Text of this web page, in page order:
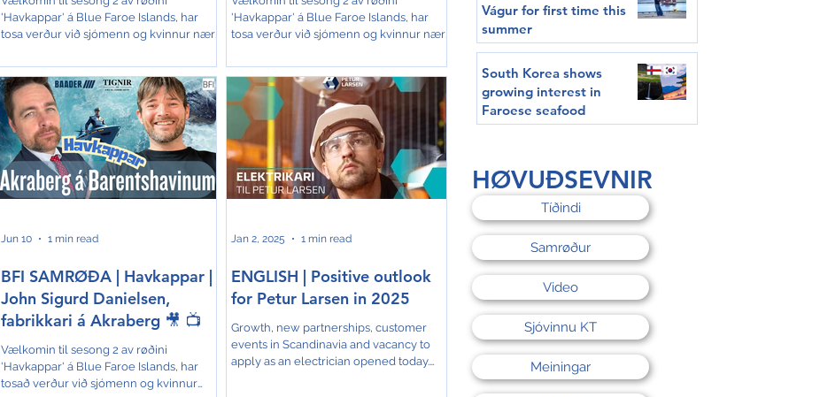
Vágur for first time this
summer
South Korea shows
growing interest in
Faroese seafood
HØVUÐSEVNIR
Tíðindi
Samrøður
Video
Sjóvinnu KT
Meiningar
'Havkappar' á Blue Faroe Islands, har
tosa verður við sjómenn og kvinnur nær
tað eru vit sera glað fyri á BFI. Tí halda vit
áfram við samrøðunum, og á tann hátt
seta andlit á okkara fiski- og sjóvinnu.
Hesaferð tosar Ólavur í Geil við Tórbjørn
Hjelm, sum er stýrimaður umborð á
Polarhavi. Sjálvt um tað ikki er so nógvur
fiskiskapur beint nú, so trívist Tórbjørn
ógvuliga væl umborð. Og sum
stýrimaður er
'Havkappar' á Blue Faroe Islands, har
tosa verður við sjómenn og kvinnur nær
tað eru vit sera glað fyri á BFI. Tí halda vit
áfram við samrøðunum, og á tann hátt
seta andlit á okkara fiski- og sjóvinnu.
Hesaferð tosar Ólavur í Geil við Carl
Rasmussen, sum arbeiðir sum
maskinmeistari umborð á WIND. Skipið
hoyrir undir felagið Ziton, og siglir út til
vindmyllulundir, fyri at viðlíkahalda tær.
Hóast Carl e
BFI SAMRØÐA | Havkappar |
John Sigurd Danielsen,
fabrikkari á Akraberg 🎥 📺
Vælkomin til sesong 2 av røðini
'Havkappar' á Blue Faroe Islands, har
tosað verður við sjómenn og kvinnur
Jun 10 1 min read
ENGLISH | Positive outlook
for Petur Larsen in 2025
Growth, new partnerships, customer
events in Scandinavia and vacancy to
apply as an electrician opened today.
Jan 2, 2025 1 min read